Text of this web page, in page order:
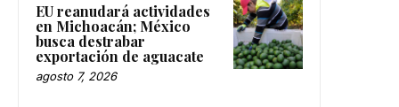
EU reanudará actividades
en Michoacán; México
busca destrabar
exportación de aguacate
agosto 7, 2026